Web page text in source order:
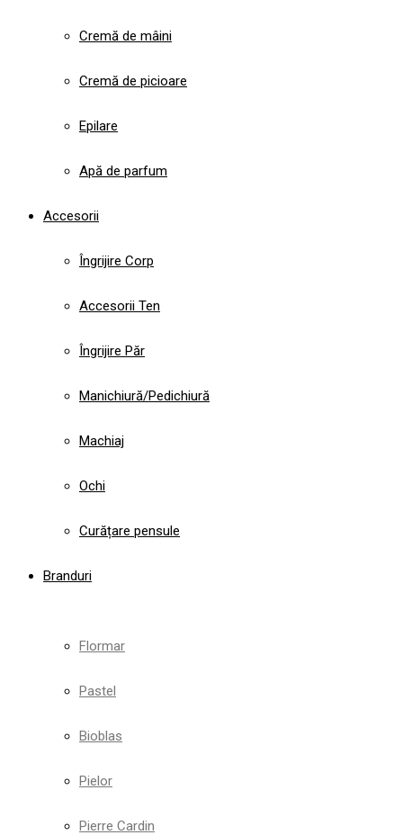
Cremă de mâini
Cremă de picioare
Epilare
Apă de parfum
Accesorii
Îngrijire Corp
Accesorii Ten
Îngrijire Păr
Manichiură/Pedichiură
Machiaj
Ochi
Curățare pensule
Branduri
Flormar
Pastel
Bioblas
Pielor
Pierre Cardin